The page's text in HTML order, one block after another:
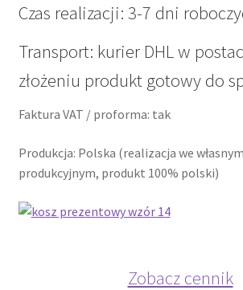
Product Category Shortcode
Pudełko świąteczne, jakość Premium
Shopping Tips
Terms of Use
Czas realizacji: 3-7 dni
Transport: kurier DHL w
złożeniu produkt gotowy do
Faktura VAT / proforma: tak
Produkcja: Polska (realizacja we
produkcyjnym, produkt 100% polski)
Zobacz cennik